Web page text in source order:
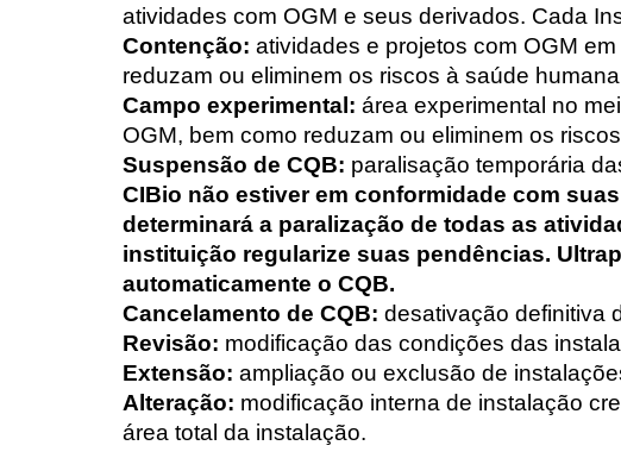
atividades com OGM e seus derivados. Cada
Contenção: atividades e projetos com OGM
reduzam ou eliminem os riscos à saúde
Campo experimental: área experimental no
OGM, bem como reduzam ou eliminem os
Suspensão de CQB: paralisação temporária
CIBio não estiver em conformidade com
determinará a paralização de todas as
instituição regularize suas pendências.
automaticamente o CQB.
Cancelamento de CQB: desativação definitiva
Revisão: modificação das condições das
Extensão: ampliação ou exclusão de
Alteração: modificação interna de instalação
área total da instalação.